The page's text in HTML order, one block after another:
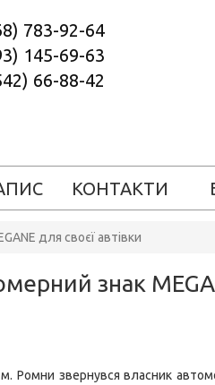
783-92-64
145-69-63
66-88-42
КОНТАКТИ
для своєї автівки
знак
Ромни звернувся власник